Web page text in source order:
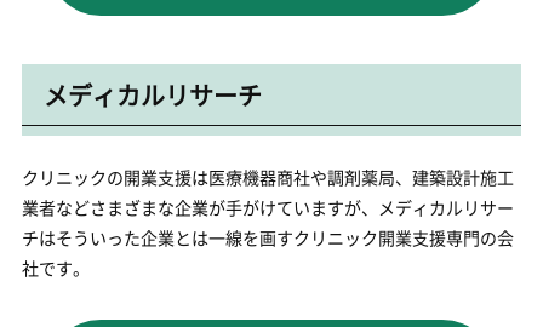
メディカルリサーチ
クリニックの開業支援は医療機器商社や調剤薬局、建築設計施工
業者などさまざまな企業が手がけていますが、メディカルリサー
チはそういった企業とは一線を画すクリニック開業支援専門の会
社です。